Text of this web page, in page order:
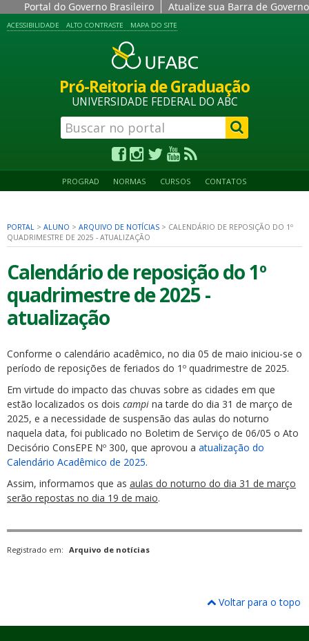
Portal do Governo Brasileiro Atualize sua Barra de Governo
ACESSIBILIDADE ALTO CONTRASTE MAPA DO SITE
Pró-Reitoria de Graduação
UNIVERSIDADE FEDERAL DO ABC
PROGRAD NORMAS CURSOS CONTATOS
PORTAL > ALUNO > ARQUIVO DE NOTÍCIAS > CALENDÁRIO DE REPOSIÇÃO DO 1º
QUADRIMESTRE DE 2025 - ATUALIZAÇÃO
Calendário de reposição do 1º
quadrimestre de 2025 -
atualização
Conforme o calendário acadêmico, no dia 05 de maio iniciou-se o
período de reposições de feriados do 1º quadrimestre de 2025.
Em virtude do impacto das chuvas sobre as cidades em que
estão localizados os dois campi na tarde do dia 31 de março de
2025, e a necessidade de suspensão das aulas do noturno
naquela data, foi publicado no Boletim de Serviço de 06/05 o Ato
Decisório ConsEPE Nº 300, que aprovou a atualização do
Calendário Acadêmico de 2025.
Assim, informamos que as aulas do noturno do dia 31 de março
serão repostas no dia 19 de maio.
Registrado em: Arquivo de notícias
Voltar para o topo